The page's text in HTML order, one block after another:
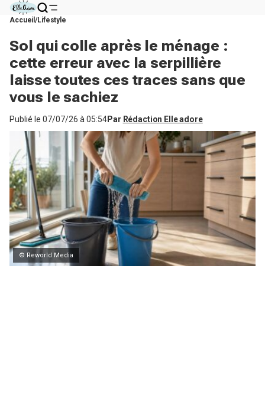
Accueil Lifestyle
Sol qui colle après le ménage :
cette erreur avec la serpillière
laisse toutes ces traces sans que
vous le sachiez
Publié le 07/07/26 à 05:54Par Rédaction Elle adore
© Reworld Media